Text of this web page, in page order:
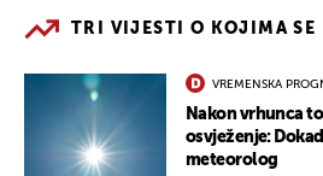
TRI VIJESTI O KOJIMA SE
VREMENSKA
Nakon vrhunca
osvježenje:
meteorolog